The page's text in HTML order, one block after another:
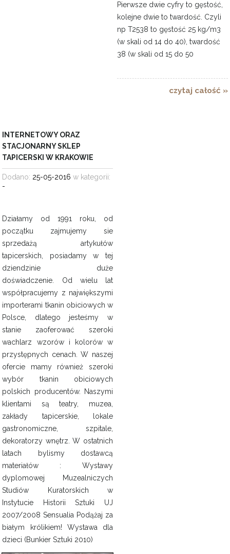
Pierwsze dwie cyfry to gęstość,
kolejne dwie to twardość. Czyli
np T2538 to gęstość 25 kg/m3
(w skali od 14 do 40), twardość
38 (w skali od 15 do 50
czytaj całość »
INTERNETOWY ORAZ
STACJONARNY SKLEP
TAPICERSKI W KRAKOWIE
Dodano: 25-05-2016 w kategorii:
-
Działamy od 1991 roku, od
początku zajmujemy sie
sprzedażą artykułów
tapicerskich, posiadamy w tej
dziendzinie duże
doświadczenie. Od wielu lat
współpracujemy z największymi
importerami tkanin obiciowych w
Polsce, dlatego jesteśmy w
stanie zaoferować szeroki
wachlarz wzorów i kolorów w
przystępnych cenach. W naszej
ofercie mamy również szeroki
wybór tkanin obiciowych
polskich producentów. Naszymi
klientami są teatry, muzea,
zakłady tapicerskie, lokale
gastronomiczne, szpitale,
dekoratorzy wnętrz. W ostatnich
latach bylismy dostawcą
materiałów : Wystawy
dyplomowej Muzealniczych
Studiów Kuratorskich w
Instytucie Historii Sztuki UJ
2007/2008 Sensualia Podążaj za
białym królikiem! Wystawa dla
dzieci (Bunkier Sztuki 2010)